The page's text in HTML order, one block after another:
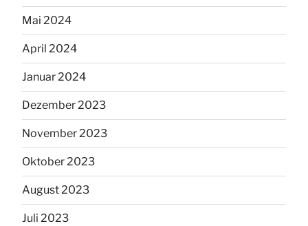
Mai 2024
April 2024
Januar 2024
Dezember 2023
November 2023
Oktober 2023
August 2023
Juli 2023